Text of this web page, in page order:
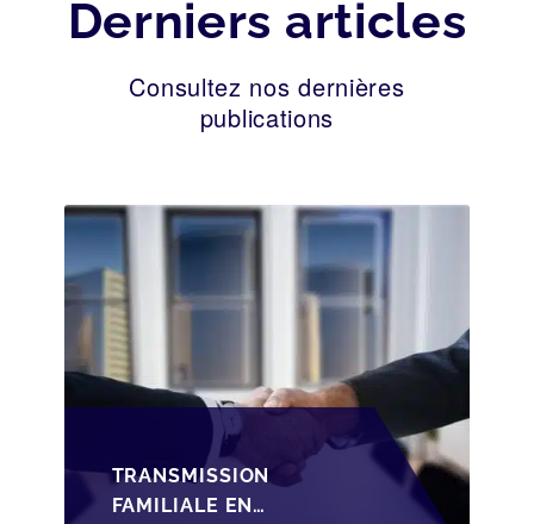
Derniers articles
Consultez nos dernières
publications
TRANSMISSION
FAMILIALE EN